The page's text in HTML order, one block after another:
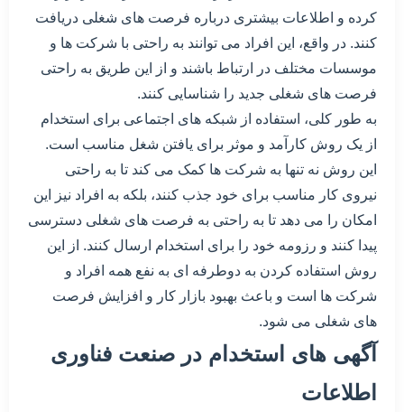
کرده و اطلاعات بیشتری درباره فرصت های شغلی دریافت
کنند. در واقع، این افراد می توانند به راحتی با شرکت ها و
موسسات مختلف در ارتباط باشند و از این طریق به راحتی
فرصت های شغلی جدید را شناسایی کنند.
به طور کلی، استفاده از شبکه های اجتماعی برای استخدام
از یک روش کارآمد و موثر برای یافتن شغل مناسب است.
این روش نه تنها به شرکت ها کمک می کند تا به راحتی
نیروی کار مناسب برای خود جذب کنند، بلکه به افراد نیز این
امکان را می دهد تا به راحتی به فرصت های شغلی دسترسی
پیدا کنند و رزومه خود را برای استخدام ارسال کنند. از این
روش استفاده کردن به دوطرفه ای به نفع همه افراد و
شرکت ها است و باعث بهبود بازار کار و افزایش فرصت
های شغلی می شود.
آگهی های استخدام در صنعت فناوری
اطلاعات